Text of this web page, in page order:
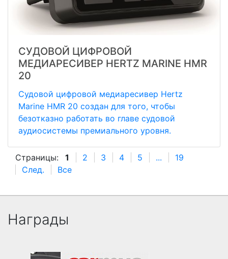
СУДОВОЙ ЦИФРОВОЙ
МЕДИАРЕСИВЕР HERTZ MARINE HMR
20
Судовой цифровой медиаресивер Hertz
Marine HMR 20 создан для того, чтобы
безотказно работать во главе судовой
аудиосистемы премиального уровня.
Страницы: 1 2 3 4 5 ...
19
След.
Все
Награды